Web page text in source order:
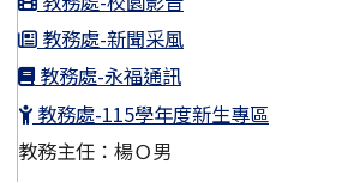
教務處-新聞采風
教務處-永福通訊
教務處-115學年度新生專區
教務主任：楊Ｏ男